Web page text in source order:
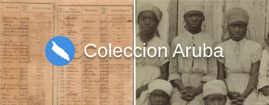
Coleccion Aruba